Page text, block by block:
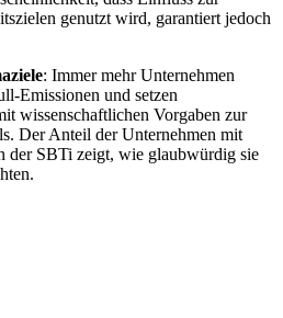
genutzt wird, garantiert jedoch
: Immer mehr Unternehmen
Emissionen und setzen
wissenschaftlichen Vorgaben zur
Der Anteil der Unternehmen mit
der SBTi zeigt, wie glaubwürdig sie